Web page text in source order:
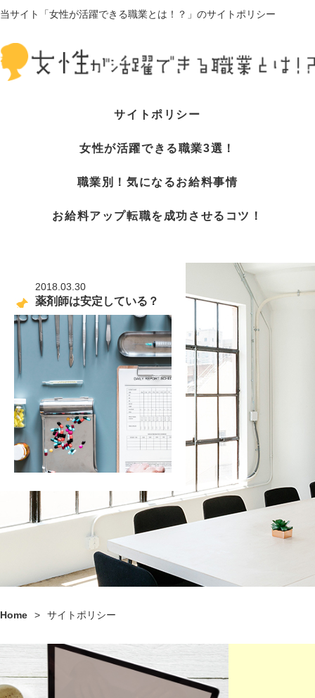
当サイト「女性が活躍できる職業とは！？」のサイトポリシー
サイトポリシー
女性が活躍できる職業3選！
職業別！気になるお給料事情
お給料アップ転職を成功させるコツ！
2018.03.30
薬剤師は安定している？
Home > サイトポリシー